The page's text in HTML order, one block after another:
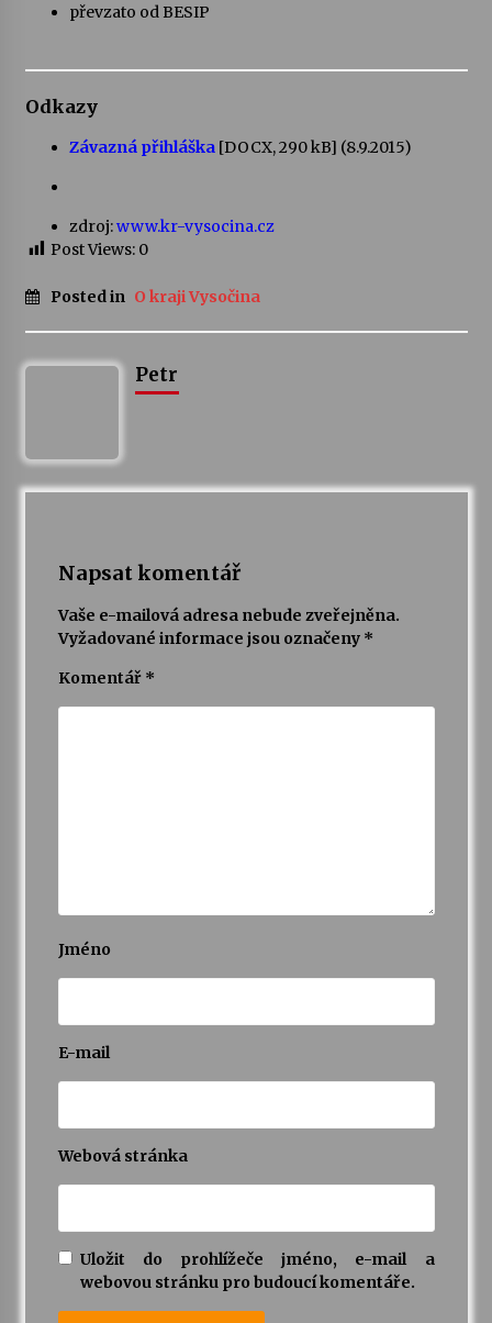
převzato od BESIP
Odkazy
Závazná přihláška[DOCX, 290 kB] (8.9.2015)
zdroj:www.kr-vysocina.cz
Post Views: 0
Posted in O kraji Vysočina
Petr
Napsat komentář
Vaše e-mailová adresa nebude zveřejněna.
Vyžadované informace jsou označeny *
Komentář *
Jméno
E-mail
Webová stránka
Uložit do prohlížeče jméno, e-mail a
webovou stránku pro budoucí komentáře.